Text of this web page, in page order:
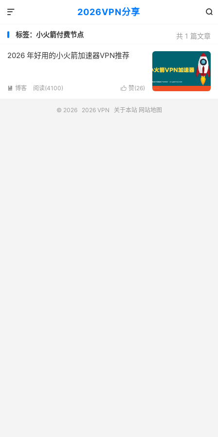
2026VPN分享 

共 1 篇文章
标签：小火箭付费节点
2026 年好用的小火箭加速器VPN推荐
 赞(26)
 博客 阅读(4100)
© 2026 2026 VPN 关于本站 网站地图